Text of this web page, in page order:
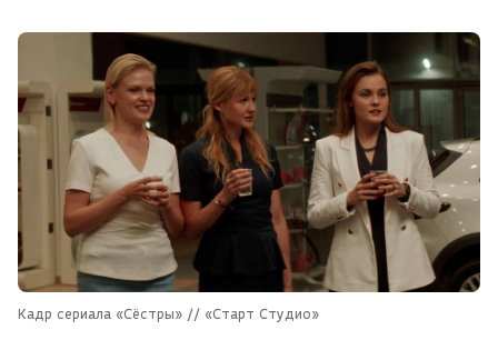
Кадр сериала «Сёстры» // «Старт Студио»